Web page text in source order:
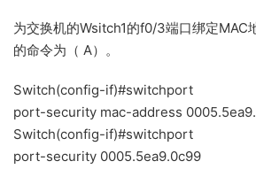
为交换机的Wsitch1的f0/3端口绑定
的命令为（ A）。
Switch(config-if)#switchport
port-security mac-address
Switch(config-if)#switchport
port-security 0005.5ea9.0c99